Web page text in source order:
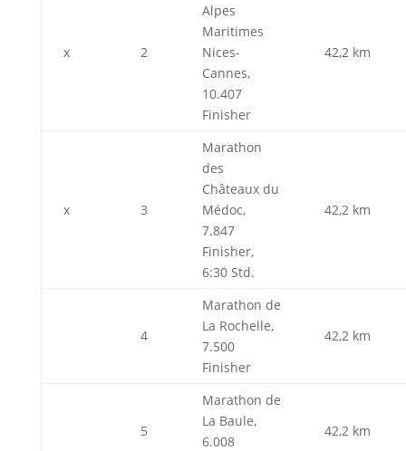
x 2
Alpes
Maritimes
Nices-
Cannes,
10.407
Finisher
42,2 km
x 3
Marathon
des
Châteaux du
Médoc,
7.847
Finisher,
6:30 Std.
42,2 km
4
Marathon de
La Rochelle,
7.500
Finisher
42,2 km
5
Marathon de
La Baule,
6.008
42,2 km